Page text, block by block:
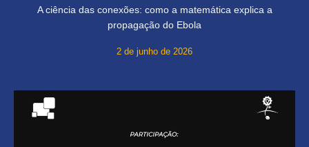
A ciência das conexões: como a matemática explica a
propagação do Ebola
2 de junho de 2026